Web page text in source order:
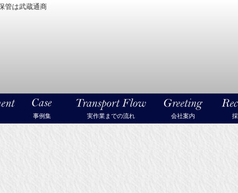
管は武蔵通商
事例集 実作業までの流れ 会社案内